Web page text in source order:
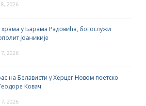
8, 2026
храма у Барама Радовића, богослужи
Јоаникије
7, 2026
на Белависти у Херцег Новом поетско
Ковач
7, 2026